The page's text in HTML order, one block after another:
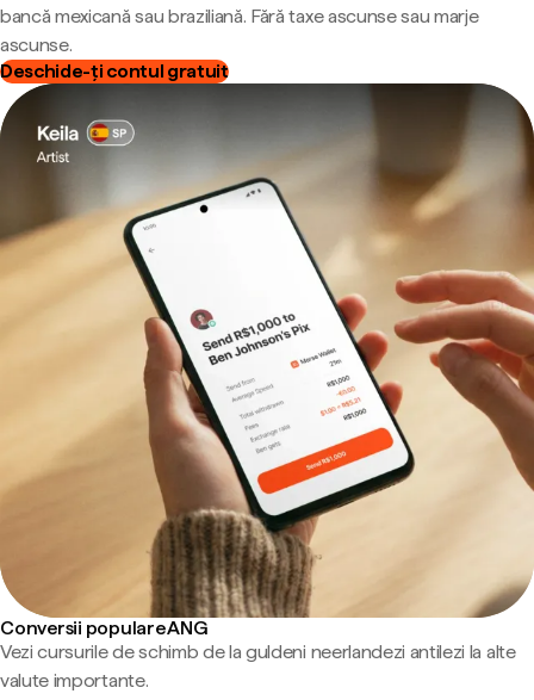
bancă mexicană sau braziliană. Fără taxe ascunse sau marje
ascunse.
Deschide-ți contul gratuit
Conversii populare ANG
Vezi cursurile de schimb de la guldeni neerlandezi antilezi la alte
valute importante.